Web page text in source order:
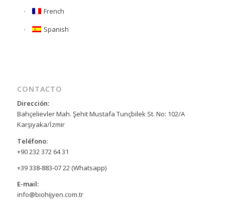
French
Spanish
CONTACTO
Dirección:
Bahçelievler Mah. Şehit Mustafa Tunçbilek St. No: 102/A
Karşıyaka/İzmir
Teléfono:
+90 232 372 64 31
+39 338-883-07 22 (Whatsapp)
E-mail:
info@biohijyen.com.tr